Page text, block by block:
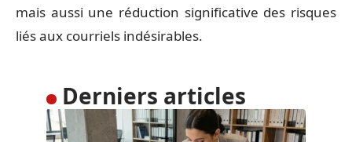
mais aussi une réduction significative des risques
liés aux courriels indésirables.
Derniers articles